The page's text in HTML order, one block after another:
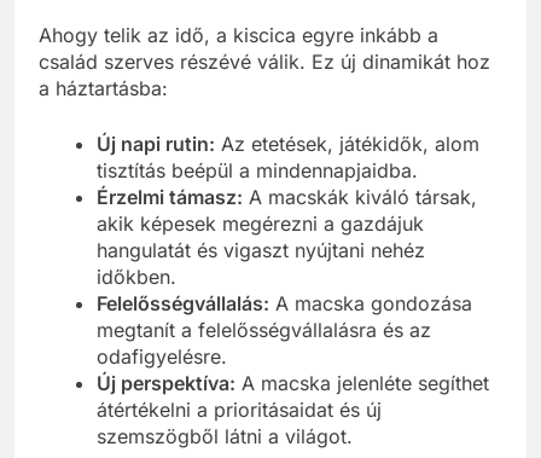
Ahogy telik az idő, a kiscica egyre inkább a
család szerves részévé válik. Ez új dinamikát hoz
a háztartásba:
Új napi rutin: Az etetések, játékidők, alom
tisztítás beépül a mindennapjaidba.
Érzelmi támasz: A macskák kiváló társak,
akik képesek megérezni a gazdájuk
hangulatát és vigaszt nyújtani nehéz
időkben.
Felelősségvállalás: A macska gondozása
megtanít a felelősségvállalásra és az
odafigyelésre.
Új perspektíva: A macska jelenléte segíthet
átértékelni a prioritásaidat és új
szemszögből látni a világot.